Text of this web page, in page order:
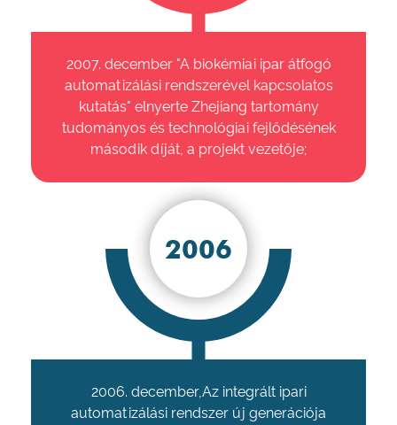
2007. december "A biokémiai ipar átfogó
automatizálási rendszerével kapcsolatos
kutatás" elnyerte Zhejiang tartomány
tudományos és technológiai fejlődésének
második díját, a projekt vezetője;
2006
2006. december,Az integrált ipari
automatizálási rendszer új generációja